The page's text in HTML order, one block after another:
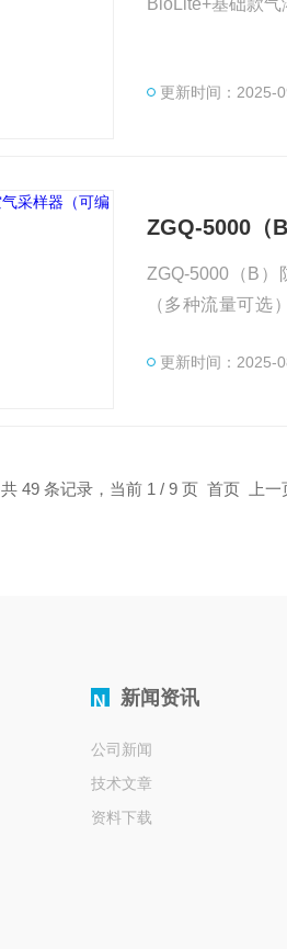
BioLite+基础款气
更新时间：2025-
ZGQ-5000（
ZGQ-5000（B
（多种流量可选） 2、最大抽气
更新时间：2025-
共 49 条记录，当前 1 / 9 页 首页 上一
N 新闻资讯
公司新闻
技术文章
资料下载